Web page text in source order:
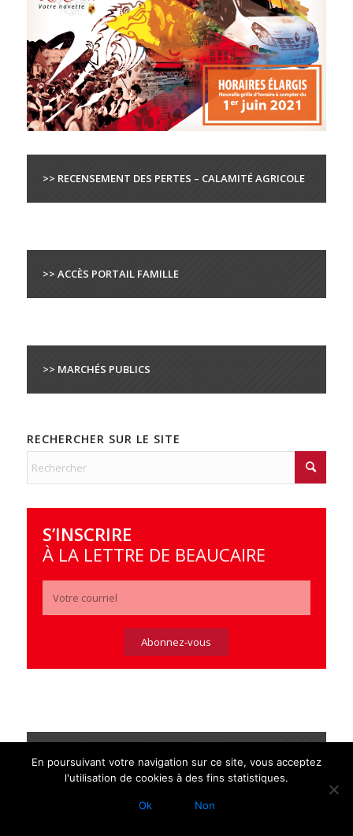
>> RECENSEMENT DES PERTES – CALAMITÉ AGRICOLE
>> ACCÈS PORTAIL FAMILLE
>> MARCHÉS PUBLICS
RECHERCHER SUR LE SITE
S’INSCRIRE
À LA LETTRE DE BEAUCAIRE
>> INFOS PRÉFECTURE
En poursuivant votre navigation sur ce site, vous acceptez
l'utilisation de cookies à des fins statistiques.
Ok Non